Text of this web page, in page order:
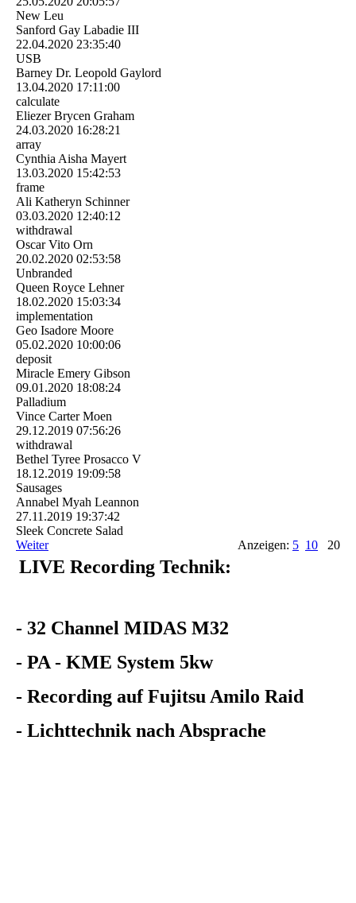
New Leu
Sanford Gay Labadie III
22.04.2020 23:35:40
USB
Barney Dr. Leopold Gaylord
13.04.2020 17:11:00
calculate
Eliezer Brycen Graham
24.03.2020 16:28:21
array
Cynthia Aisha Mayert
13.03.2020 15:42:53
frame
Ali Katheryn Schinner
03.03.2020 12:40:12
withdrawal
Oscar Vito Orn
20.02.2020 02:53:58
Unbranded
Queen Royce Lehner
18.02.2020 15:03:34
implementation
Geo Isadore Moore
05.02.2020 10:00:06
deposit
Miracle Emery Gibson
09.01.2020 18:08:24
Palladium
Vince Carter Moen
29.12.2019 07:56:26
withdrawal
Bethel Tyree Prosacco V
18.12.2019 19:09:58
Sausages
Annabel Myah Leannon
27.11.2019 19:37:42
Sleek Concrete Salad
Weiter
Anzeigen: 5 10 20
LIVE Recording Technik:
- 32 Channel MIDAS M32
- PA - KME System 5kw
- Recording auf Fujitsu Amilo Raid
- Lichttechnik nach Absprache